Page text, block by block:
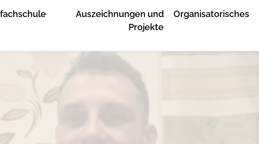
Auszeichnungen und
Projekte
Organisatorisches